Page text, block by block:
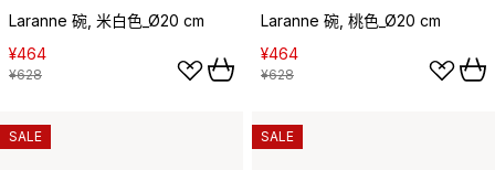
Laranne 碗, 米白色_Ø20 cm
¥464
¥628
Laranne 碗, 桃色_Ø20 cm
¥464
¥628
SALE SALE